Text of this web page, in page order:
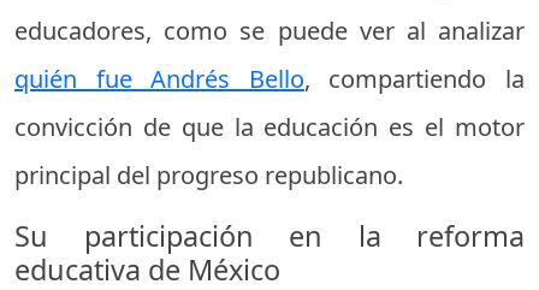
educadores, como se puede ver al analizar
quién fue Andrés Bello, compartiendo la
convicción de que la educación es el motor
principal del progreso republicano.
Su participación en la reforma
educativa de México